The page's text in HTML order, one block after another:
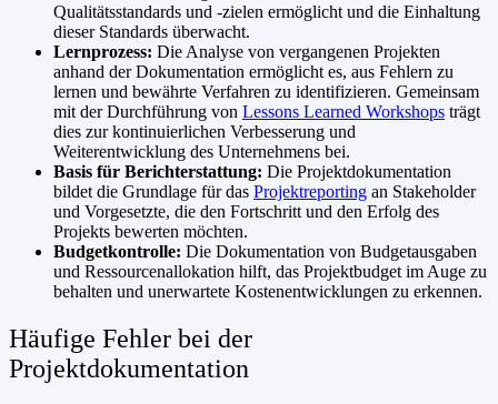
Qualitätsstandards und -zielen ermöglicht und die Einhaltung
dieser Standards überwacht.
Lernprozess: Die Analyse von vergangenen Projekten
anhand der Dokumentation ermöglicht es, aus Fehlern zu
lernen und bewährte Verfahren zu identifizieren. Gemeinsam
mit der Durchführung von Lessons Learned Workshops trägt
dies zur kontinuierlichen Verbesserung und
Weiterentwicklung des Unternehmens bei.
Basis für Berichterstattung: Die Projektdokumentation
bildet die Grundlage für das Projektreporting an Stakeholder
und Vorgesetzte, die den Fortschritt und den Erfolg des
Projekts bewerten möchten.
Budgetkontrolle: Die Dokumentation von Budgetausgaben
und Ressourcenallokation hilft, das Projektbudget im Auge zu
behalten und unerwartete Kostenentwicklungen zu erkennen.
Häufige Fehler bei der
Projektdokumentation